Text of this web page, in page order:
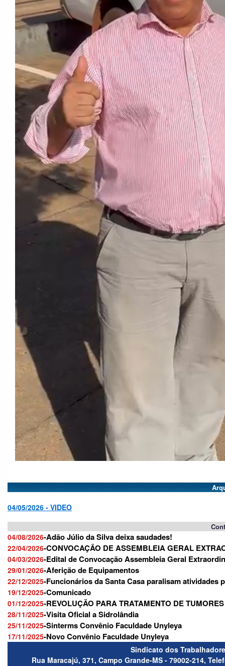
04/05/2026 - VIDEO
04/08/2026-Adão Júlio da Silva deixa saudades!
22/04/2026-CONVOCAÇÃO DE ASSEMBLEIA GERAL
04/03/2026-Edital de Convocação Assembleia Geral
29/01/2026-Aferição de Equipamentos
22/12/2025-Funcionários da Santa Casa paralisam atividades
19/12/2025-Comunicado
01/12/2025-REVOLUÇÃO PARA TRATAMENTO DE
28/11/2025-Visita Oficial a Sidrolândia
25/11/2025-Sinterms Convênio Faculdade Unyleya
17/11/2025-Novo Convênio Faculdade Unyleya
Sindicato dos
Rua Maracajú, 371, Campo Grande-MS - 79002-214,